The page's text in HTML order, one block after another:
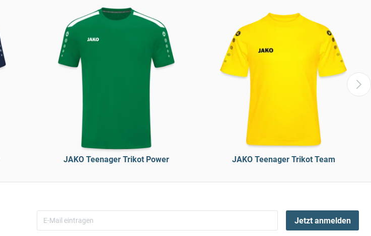
JAKO Teenager Trikot Power JAKO Teenager Trikot Team
Jetzt anmelden